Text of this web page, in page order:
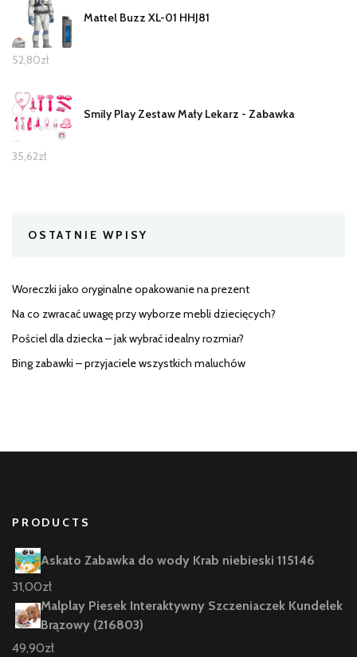
Mattel Buzz XL-01 HHJ81
52,80zł
Smily Play Zestaw Mały Lekarz - Zabawka
35,62zł
OSTATNIE WPISY
Woreczki jako oryginalne opakowanie na prezent
Na co zwracać uwagę przy wyborze mebli dziecięcych?
Pościel dla dziecka – jak wybrać idealny rozmiar?
Bing zabawki – przyjaciele wszystkich maluchów
PRODUCTS
Askato Zabawka do wody Krab niebieski 115146
31,00zł
Malplay Piesek Interaktywny Szczeniaczek Kundelek
Brązowy (216803)
49,90zł